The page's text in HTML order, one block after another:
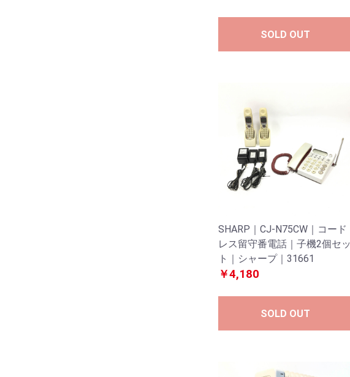
SOLD OUT
SHARP｜CJ-N75CW｜コード
レス留守番電話｜子機2個セッ
ト｜シャープ｜31661
￥4,180
SOLD OUT